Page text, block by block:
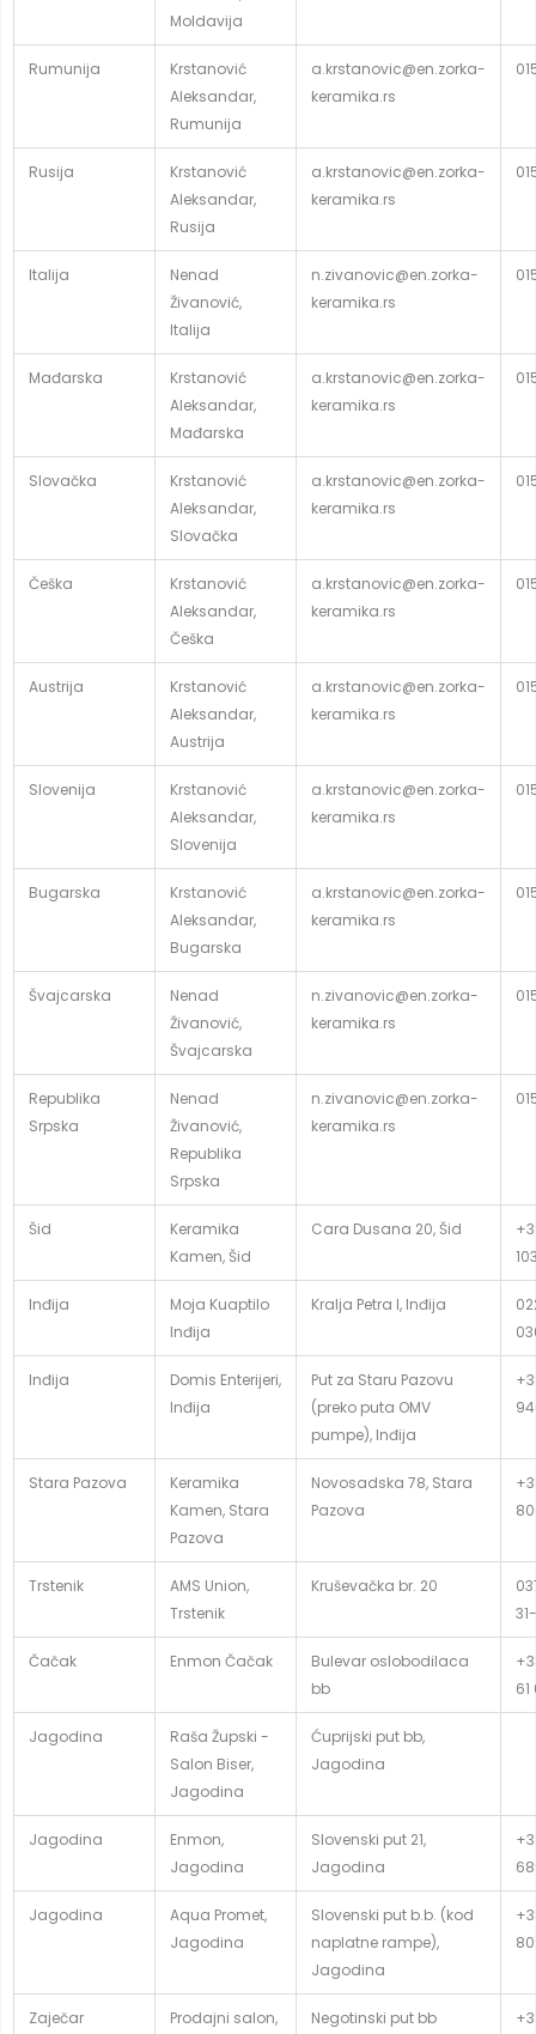
Moldavija
Rumunija
Krstanović
Aleksandar,
Rumunija
a.krstanovic@en.zorka-
keramika.rs
Rusija
Krstanović
Aleksandar,
Rusija
a.krstanovic@en.zorka-
keramika.rs
Italija
Nenad
Živanović,
Italija
n.zivanovic@en.zorka-
keramika.rs
Mađarska
Krstanović
Aleksandar,
Mađarska
a.krstanovic@en.zorka-
keramika.rs
Slovačka
Krstanović
Aleksandar,
Slovačka
a.krstanovic@en.zorka-
keramika.rs
Češka
Krstanović
Aleksandar,
Češka
a.krstanovic@en.zorka-
keramika.rs
Austrija
Krstanović
Aleksandar,
Austrija
a.krstanovic@en.zorka-
keramika.rs
Slovenija
Krstanović
Aleksandar,
Slovenija
a.krstanovic@en.zorka-
keramika.rs
Bugarska
Krstanović
Aleksandar,
Bugarska
a.krstanovic@en.zorka-
keramika.rs
Švajcarska
Nenad
Živanović,
Švajcarska
n.zivanovic@en.zorka-
keramika.rs
Republika
Srpska
Nenad
Živanović,
Republika
Srpska
n.zivanovic@en.zorka-
keramika.rs
Šid
Keramika
Kamen, Šid
Cara Dusana 20, Šid
Inđija
Moja Kuaptilo
Inđija
Kralja Petra I, Inđija
Inđija
Domis Enterijeri,
Inđija
Put za Staru Pazovu
(preko puta OMV
pumpe), Inđija
Stara Pazova
Keramika
Kamen, Stara
Pazova
Novosadska 78, Stara
Pazova
Trstenik
AMS Union,
Trstenik
Kruševačka br. 20
Čačak Enmon Čačak
Bulevar oslobodilaca
bb
Jagodina
Raša Župski -
Salon Biser,
Jagodina
Ćuprijski put bb,
Jagodina
Jagodina
Enmon,
Jagodina
Slovenski put 21,
Jagodina
Jagodina
Aqua Promet,
Jagodina
Slovenski put b.b. (kod
naplatne rampe),
Jagodina
Zaječar
Prodajni salon,
Negotinski put bb